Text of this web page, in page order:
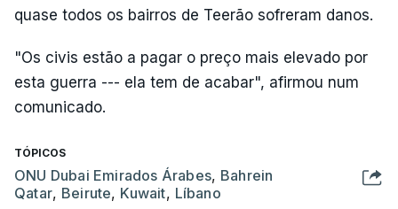
quase todos os bairros de Teerão sofreram danos.
"Os civis estão a pagar o preço mais elevado por
esta guerra --- ela tem de acabar", afirmou num
comunicado.
TÓPICOS
ONU Dubai Emirados Árabes, Bahrein
Qatar, Beirute, Kuwait, Líbano